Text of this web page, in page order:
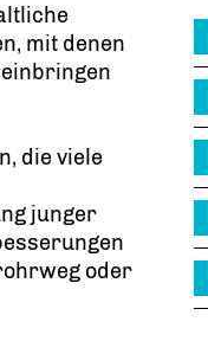
mit denen
die viele
junger
oder